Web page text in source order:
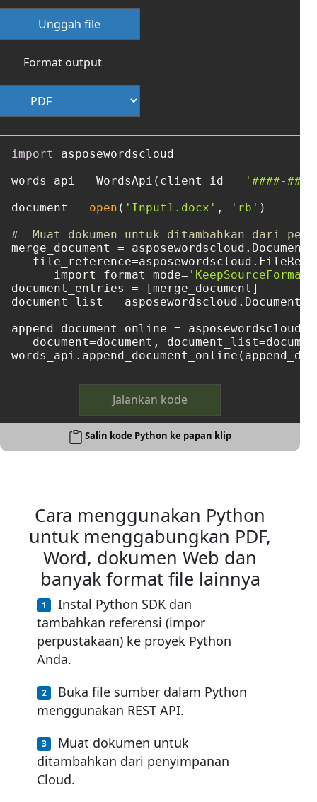
Unggah file
Format output
import
asposewordscloud
words_api = WordsApi(client_id =
'####-
document = open ( 'Input1.docx' , 'rb' )
#  Muat dokumen untuk ditambahkan dari
merge_document =
      import_format_mode=
document_entries = [merge_document]
document_list =
append_document_online =
document=document,
Jalankan kode
Salin kode Python ke papan klip
Cara menggunakan Python
untuk menggabungkan PDF,
Word, dokumen Web dan
banyak format file lainnya
Instal Python SDK dan
tambahkan referensi (impor
perpustakaan) ke proyek Python
Anda.
Buka file sumber dalam Python
menggunakan REST API.
Muat dokumen untuk
ditambahkan dari penyimpanan
Cloud.